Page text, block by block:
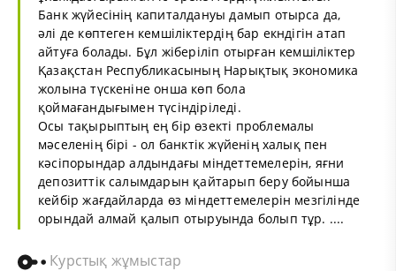
Банк жүйесінің капиталдануы дамып отырса да,
әлі де көптеген кемшіліктердің бар екндігін атап
айтуға болады. Бұл жіберіліп отырған кемшіліктер
Қазақстан Республикасының Нарықтық экономика
жолына түскеніне онша көп бола
қоймағандығымен түсіндіріледі.
Осы тақырыптың ең бір өзекті проблемалы
мәселенің бірі - ол банктік жүйенің халық пен
кәсіпорындар алдындағы міндеттемелерін, яғни
депозиттік салымдарын қайтарып беру бойынша
кейбір жағдайларда өз міндеттемелерін мезгілінде
орындай алмай қалып отыруында болып тұр. ....
Курстық жұмыстар